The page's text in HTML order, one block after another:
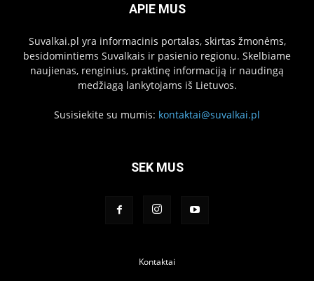
APIE MUS
Suvalkai.pl yra informacinis portalas, skirtas žmonėms,
besidomintiems Suvalkais ir pasienio regionu. Skelbiame
naujienas, renginius, praktinę informaciją ir naudingą
medžiagą lankytojams iš Lietuvos.
Susisiekite su mumis: kontaktai@suvalkai.pl
SEK MUS
Kontaktai